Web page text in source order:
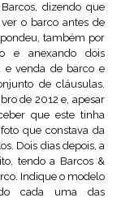
dizendo que
o barco antes de
também por
e anexando dois
e venda de barco e
de cláusulas.
de 2012 e, apesar
que este tinha
que constava da
Dois dias depois, a
tendo a Barcos &
Indique o modelo
cada uma das